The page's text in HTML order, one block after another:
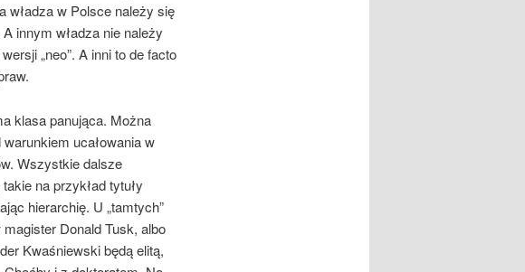
władza w Polsce należy się
innym władza nie należy
„neo”. A inni to de facto
klasa panująca. Można
ucałowania w
Wszystkie dalsze
na przykład tytuły
hierarchię. U „tamtych”
Donald Tusk, albo
Kwaśniewski będą elitą,